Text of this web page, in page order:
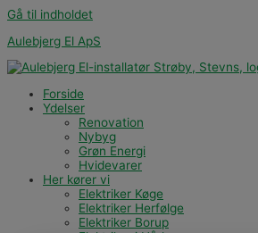
Gå til indholdet
Aulebjerg El ApS
Forside
Ydelser
Renovation
Nybyg
Grøn Energi
Hvidevarer
Her kører vi
Elektriker Køge
Elektriker Herfølge
Elektriker Borup